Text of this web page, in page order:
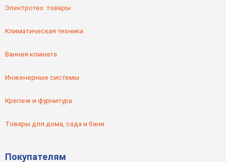
Электротех. товары
Климатическая техника
Ванная комната
Инженерные системы
Крепеж и фурнитура
Товары для дома, сада и бани
Покупателям